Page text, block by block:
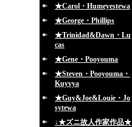
★Carol・Humeyestewa
★George・Phillips
★Trinidad&Dawn・Lu
cas
★Gene・Pooyouma
★Steven・Pooyouma・
Kuyvya
★Guy&Joe&Louie・Jo
sytewa
↓★ズニ故人作家作品★